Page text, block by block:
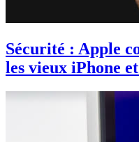
Sécurité : Apple
les vieux iPhone